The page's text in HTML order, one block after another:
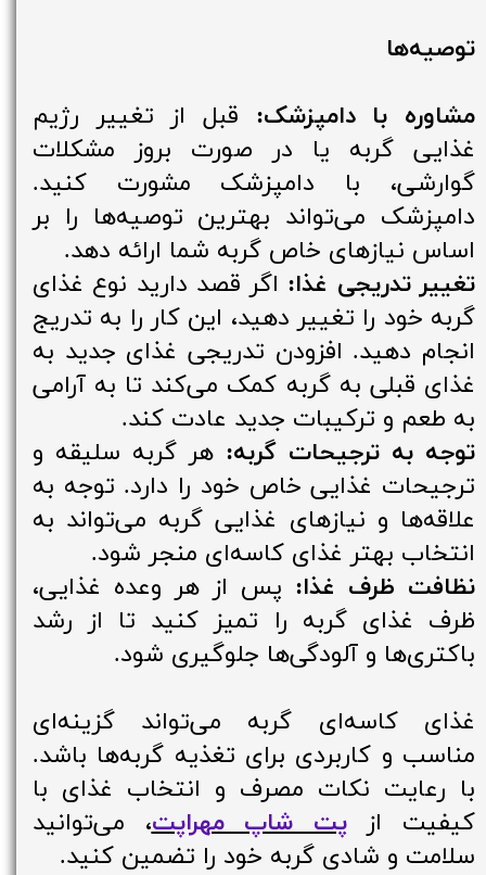
توصیه‌ها
مشاوره با دامپزشک: قبل از تغییر رژیم
غذایی گربه یا در صورت بروز مشکلات
گوارشی، با دامپزشک مشورت کنید.
دامپزشک می‌تواند بهترین توصیه‌ها را بر
اساس نیازهای خاص گربه شما ارائه دهد.
تغییر تدریجی غذا: اگر قصد دارید نوع غذای
گربه خود را تغییر دهید، این کار را به تدریج
انجام دهید. افزودن تدریجی غذای جدید به
غذای قبلی به گربه کمک می‌کند تا به آرامی
به طعم و ترکیبات جدید عادت کند.
توجه به ترجیحات گربه: هر گربه سلیقه و
ترجیحات غذایی خاص خود را دارد. توجه به
علاقه‌ها و نیازهای غذایی گربه می‌تواند به
انتخاب بهتر غذای کاسه‌ای منجر شود.
نظافت ظرف غذا: پس از هر وعده غذایی،
ظرف غذای گربه را تمیز کنید تا از رشد
باکتری‌ها و آلودگی‌ها جلوگیری شود.
غذای کاسه‌ای گربه می‌تواند گزینه‌ای
مناسب و کاربردی برای تغذیه گربه‌ها باشد.
با رعایت نکات مصرف و انتخاب غذای با
کیفیت ازپت شاپ مهراپت، می‌توانید
سلامت و شادی گربه خود را تضمین کنید.